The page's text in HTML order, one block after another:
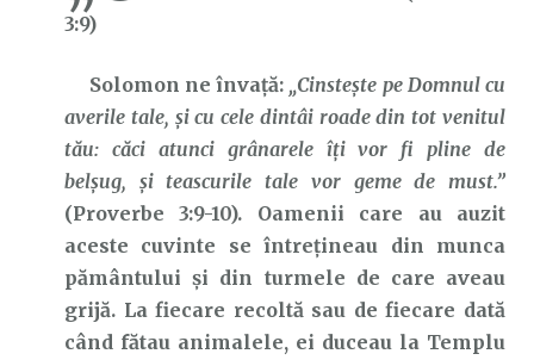
3:9)
Solomon ne învață: „Cinsteşte pe Domnul cu
averile tale, şi cu cele dintâi roade din tot venitul
tău: căci atunci grânarele îţi vor fi pline de
belşug, şi teascurile tale vor geme de must.”
(Proverbe 3:9-10). Oamenii care au auzit
aceste cuvinte se întrețineau din munca
pământului și din turmele de care aveau
grijă. La fiecare recoltă sau de fiecare dată
când fătau animalele, ei duceau la Templu